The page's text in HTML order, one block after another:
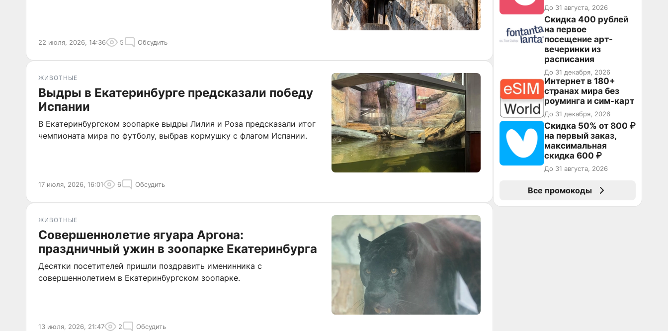
22 июля, 2026, 14:36 5 Обсудить
ЖИВОТНЫЕ
Выдры в Екатеринбурге предсказали победу
Испании
В Екатеринбургском зоопарке выдры Лилия и Роза предсказали итог
чемпионата мира по футболу, выбрав кормушку с флагом Испании.
17 июля, 2026, 16:01 6 Обсудить
ЖИВОТНЫЕ
Совершеннолетие ягуара Аргона:
праздничный ужин в зоопарке Екатеринбурга
Десятки посетителей пришли поздравить именинника с
совершеннолетием в Екатеринбургском зоопарке.
13 июля, 2026, 21:47 2 Обсудить
До 31 августа, 2026
Cкидка 400 рублей
на первое
посещение арт-
вечеринки из
расписания
До 31 декабря, 2026
Интернет в 180+
странах мира без
роуминга и сим-карт
До 31 декабря, 2026
Скидка 50% от 800 ₽
на первый заказ,
максимальная
скидка 600 ₽
До 31 августа, 2026
Все промокоды